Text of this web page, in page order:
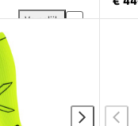
Vergelijk
STOX Running